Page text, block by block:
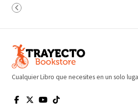
Cualquier Libro que necesites en un solo